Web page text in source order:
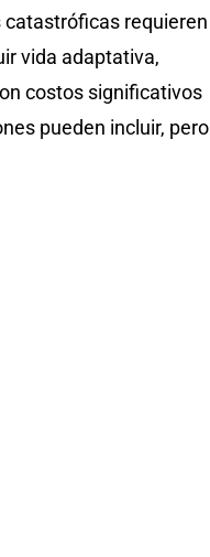
requieren
vida adaptativa,
costos significativos
pueden incluir, pero